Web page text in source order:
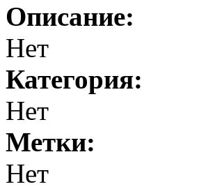
Описание:
Нет
Категория:
Нет
Метки:
Нет